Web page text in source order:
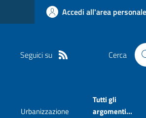
Accedi all'area personale
Seguici su Cerca
Urbanizzazione
Tutti gli
argomenti...